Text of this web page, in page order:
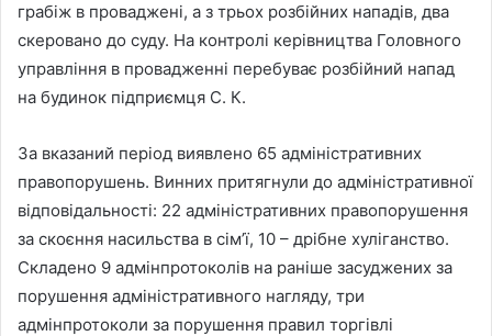
грабіж в проваджені, а з трьох розбійних нападів, два
скеровано до суду. Hа контролі керівництва Головного
управління в провадженні перебуває розбійний напад
на будинок підприємця С. К.
За вказаний період виявлено 65 адміністративних
правопорушень. Винних притягнули до адміністративної
відповідальності: 22 адміністративних правопорушення
за скоєння насильства в сім’ї, 10 – дрібне хуліганство.
Складено 9 адмінпротоколів на раніше засуджених за
порушення адміністративного нагляду, три
адмінпротоколи за порушення правил торгівлі